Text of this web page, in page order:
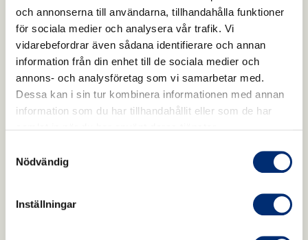
och annonserna till användarna, tillhandahålla funktioner
för sociala medier och analysera vår trafik. Vi
vidarebefordrar även sådana identifierare och annan
information från din enhet till de sociala medier och
annons- och analysföretag som vi samarbetar med.
Dessa kan i sin tur kombinera informationen med annan
information som du har tillhandahållit eller som de har
Nödvändig
Inställningar